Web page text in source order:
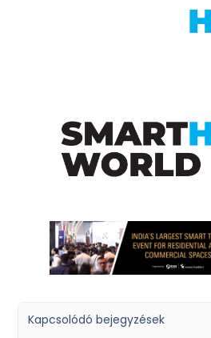
Kapcsolódó bejegyzések